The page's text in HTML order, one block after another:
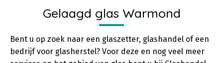
Gelaagd glas Warmond
Bent u op zoek naar een glaszetter, glashandel of een
bedrijf voor glasherstel? Voor deze en nog veel meer